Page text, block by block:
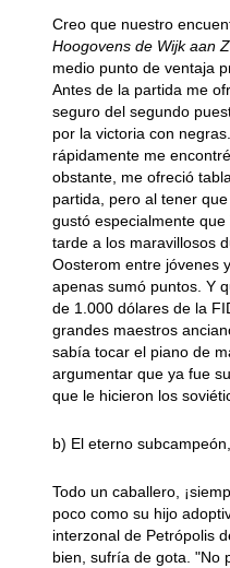
Creo que nuestro
Hoogovens de Wijk aan
medio punto de ventaja
Antes de la partida me
seguro del segundo
por la victoria con
rápidamente me
obstante, me ofreció
partida, pero al tener
gustó especialmente
tarde a los maravillosos
Oosterom entre jóvenes
apenas sumó puntos. Y
de 1.000 dólares de la
grandes maestros
sabía tocar el piano de
argumentar que ya fue
que le hicieron los
b) El eterno
Todo un caballero,
poco como su hijo
interzonal de Petrópolis
bien, sufría de gota. "No